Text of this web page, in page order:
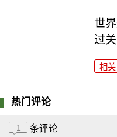
世
过
相关
热门评论
1 条评论